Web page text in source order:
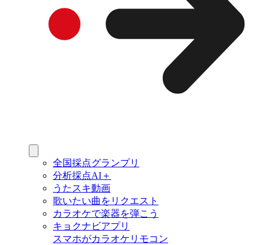
全国採点グランプリ
分析採点AI＋
うたスキ動画
歌いたい曲をリクエスト
カラオケで楽器を弾こう
キョクナビアプリ
スマホがカラオケリモコン